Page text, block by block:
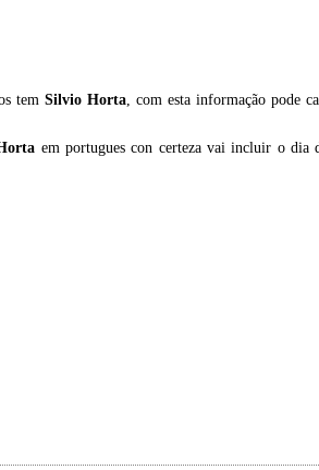
temSilvio Horta, com esta informação pode
em portugues con certeza vai incluir o dia